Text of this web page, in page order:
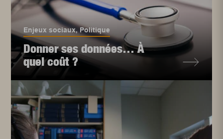
Enjeux sociaux,Politique
Donner ses données… À
quel coût ?